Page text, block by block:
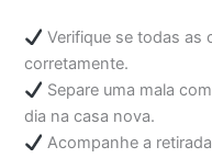
Verifique se todas as
corretamente.
Separe uma mala
dia na casa nova.
Acompanhe a